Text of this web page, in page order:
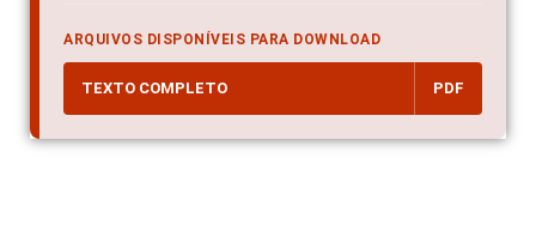
ARQUIVOS DISPONÍVEIS PARA DOWNLOAD
TEXTO COMPLETO PDF